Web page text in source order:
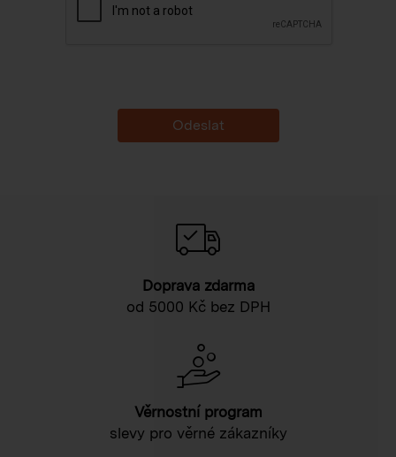
Doprava zdarma
od 5000 Kč bez DPH
Věrnostní program
slevy pro věrné zákazníky